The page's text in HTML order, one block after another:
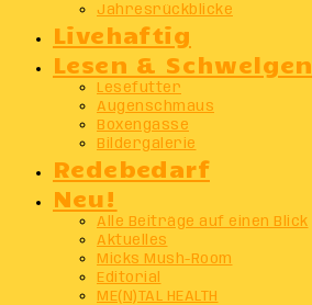
Jahresrückblicke
Livehaftig
Lesen & Schwelgen
Lesefutter
Augenschmaus
Boxengasse
Bildergalerie
Redebedarf
Neu!
Alle Beiträge auf einen Blick
Aktuelles
Micks Mush-Room
Editorial
ME(N)TAL HEALTH